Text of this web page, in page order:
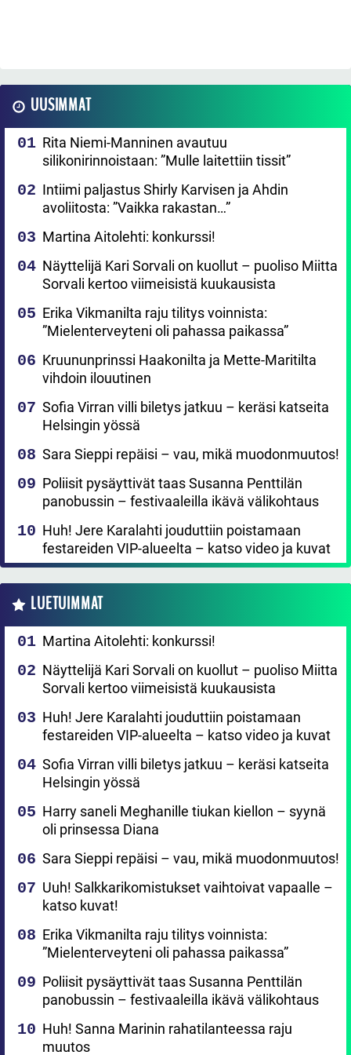
UUSIMMAT
Rita Niemi-Manninen avautuu
silikonirinnoistaan: ”Mulle laitettiin tissit”
Intiimi paljastus Shirly Karvisen ja Ahdin
avoliitosta: ”Vaikka rakastan…”
Martina Aitolehti: konkurssi!
Näyttelijä Kari Sorvali on kuollut – puoliso Miitta
Sorvali kertoo viimeisistä kuukausista
Erika Vikmanilta raju tilitys voinnista:
”Mielenterveyteni oli pahassa paikassa”
Kruununprinssi Haakonilta ja Mette-Maritilta
vihdoin ilouutinen
Sofia Virran villi biletys jatkuu – keräsi katseita
Helsingin yössä
Sara Sieppi repäisi – vau, mikä muodonmuutos!
Poliisit pysäyttivät taas Susanna Penttilän
panobussin – festivaaleilla ikävä välikohtaus
Huh! Jere Karalahti jouduttiin poistamaan
festareiden VIP-alueelta – katso video ja kuvat
LUETUIMMAT
Martina Aitolehti: konkurssi!
Näyttelijä Kari Sorvali on kuollut – puoliso Miitta
Sorvali kertoo viimeisistä kuukausista
Huh! Jere Karalahti jouduttiin poistamaan
festareiden VIP-alueelta – katso video ja kuvat
Sofia Virran villi biletys jatkuu – keräsi katseita
Helsingin yössä
Harry saneli Meghanille tiukan kiellon – syynä
oli prinsessa Diana
Sara Sieppi repäisi – vau, mikä muodonmuutos!
Uuh! Salkkarikomistukset vaihtoivat vapaalle –
katso kuvat!
Erika Vikmanilta raju tilitys voinnista:
”Mielenterveyteni oli pahassa paikassa”
Poliisit pysäyttivät taas Susanna Penttilän
panobussin – festivaaleilla ikävä välikohtaus
Huh! Sanna Marinin rahatilanteessa raju
muutos